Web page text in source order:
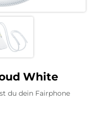
White
du dein Fairphone